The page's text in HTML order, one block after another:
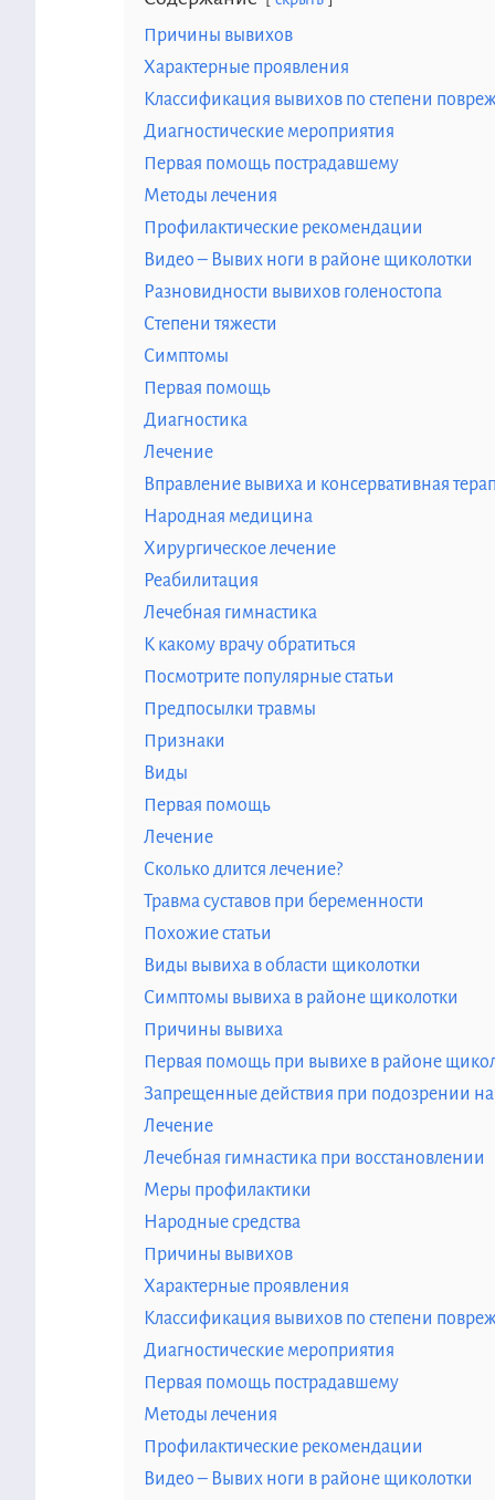
Причины вывихов
Характерные проявления
Классификация вывихов по степени
Диагностические мероприятия
Первая помощь пострадавшему
Методы лечения
Профилактические рекомендации
Видео – Вывих ноги в районе щиколотки
Разновидности вывихов голеностопа
Степени тяжести
Симптомы
Первая помощь
Диагностика
Лечение
Вправление вывиха и консервативная
Народная медицина
Хирургическое лечение
Реабилитация
Лечебная гимнастика
К какому врачу обратиться
Посмотрите популярные статьи
Предпосылки травмы
Признаки
Виды
Первая помощь
Лечение
Сколько длится лечение?
Травма суставов при беременности
Похожие статьи
Виды вывиха в области щиколотки
Симптомы вывиха в районе щиколотки
Причины вывиха
Первая помощь при вывихе в районе
Запрещенные действия при подозрении
Лечение
Лечебная гимнастика при восстановлении
Меры профилактики
Народные средства
Причины вывихов
Характерные проявления
Классификация вывихов по степени
Диагностические мероприятия
Первая помощь пострадавшему
Методы лечения
Профилактические рекомендации
Видео – Вывих ноги в районе щиколотки